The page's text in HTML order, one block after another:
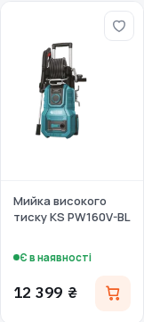
Мийка високого
тиску KS PW160V-BL
Є в наявності
12 399 ₴